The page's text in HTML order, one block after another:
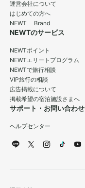
運営会社について
はじめての方へ
NEWT Brand
NEWTのサービス
NEWTポイント
NEWTエリートプログラム
NEWTで旅行相談
VIP旅行の相談
広告掲載について
掲載希望の宿泊施設さまへ
サポート・お問い合わせ
ヘルプセンター